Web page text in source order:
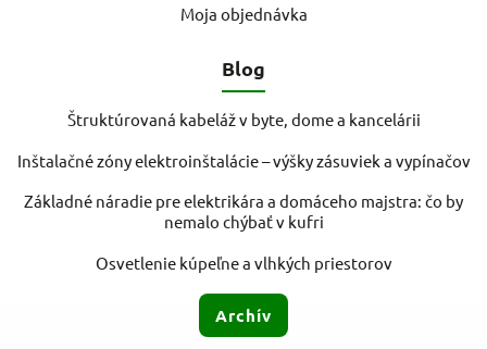
Moja objednávka
Blog
Štruktúrovaná kabeláž v byte, dome a kancelárii
Inštalačné zóny elektroinštalácie – výšky zásuviek a vypínačov
Základné náradie pre elektrikára a domáceho majstra: čo by
nemalo chýbať v kufri
Osvetlenie kúpeľne a vlhkých priestorov
Archív